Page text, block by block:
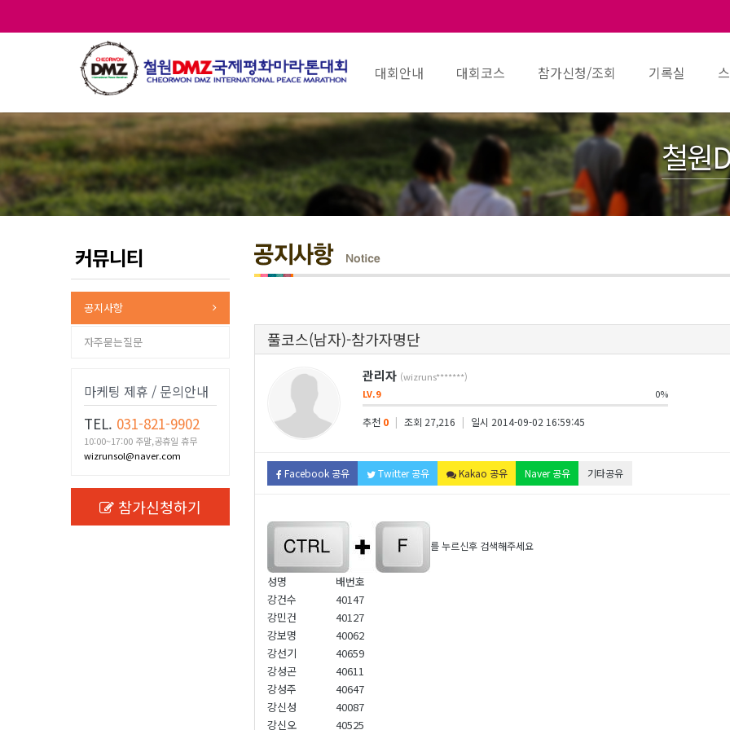
대회안내 대회코스 참가신청/조회 기록실
철원
커뮤니티
공지사항
자주묻는질문
마케팅 제휴 / 문의안내
TEL. 031-821-9902
10:00~17:00 주말,공휴일 휴무
wizrunsol@naver.com
참가신청하기
풀코스(남자)-참가자명단
관리자 (wizruns*******)
LV.9
0%
추천 0 | 조회 27,216 | 일시 2014-09-02 16:59:45
Facebook 공유 Twitter 공유 Kakao 공유 Naver 공유 기타공유
를 누르신후 검색해주세요
성명
배번호
강건수
40147
강민건
40127
강보명
40062
강선기
40659
강성곤
40611
강성주
40647
강신성
40087
강신오
40525